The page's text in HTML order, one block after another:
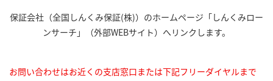
保証会社（全国しんくみ保証(株)）のホームページ「しんくみロー
ンサーチ」（外部WEBサイト）へリンクします。
お問い合わせはお近くの支店窓口または下記フリーダイヤルまで